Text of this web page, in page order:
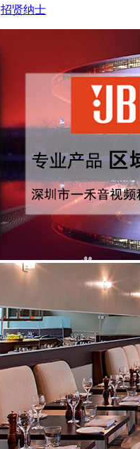
招贤纳士